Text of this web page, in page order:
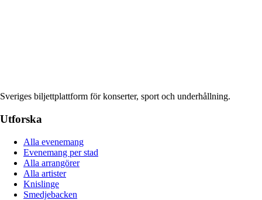
Sveriges biljettplattform för konserter, sport och underhållning.
Utforska
Alla evenemang
Evenemang per stad
Alla arrangörer
Alla artister
Knislinge
Smedjebacken